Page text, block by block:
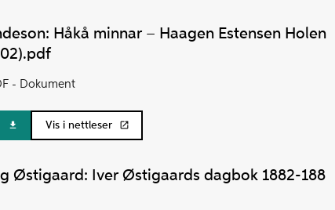
Håkå minnar – Haagen Estensen Holen
- Dokument
Vis i nettleser
Østigaard: Iver Østigaards dagbok 1882-188